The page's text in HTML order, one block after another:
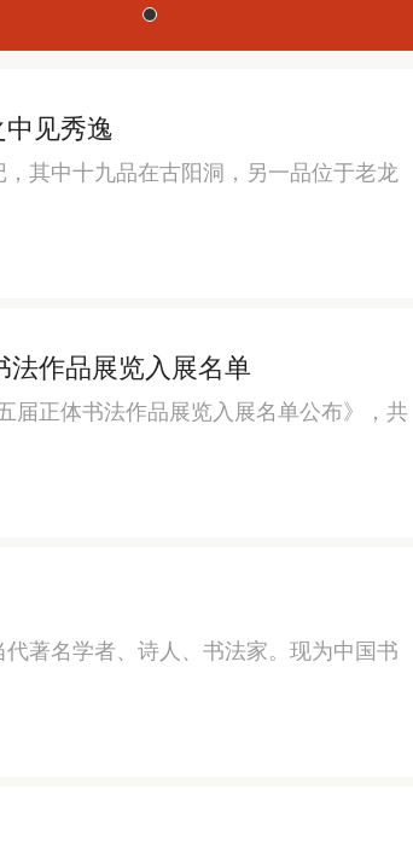
见秀逸
其中十九品在古阳洞，另一品位于老龙
作品展览入展名单
届正体书法作品展览入展名单公布》，共
著名学者、诗人、书法家。现为中国书